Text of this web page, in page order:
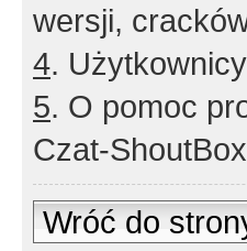
wersji,
4.
5. O pomoc
Czat-
Wróć do